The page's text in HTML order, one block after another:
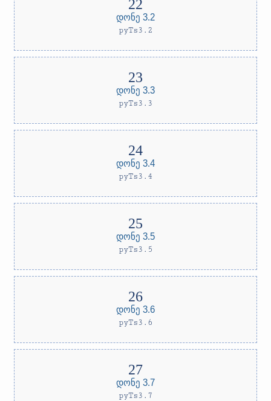
დონე 3.2
pyTs3.2
დონე 3.3
pyTs3.3
დონე 3.4
pyTs3.4
დონე 3.5
pyTs3.5
დონე 3.6
pyTs3.6
დონე 3.7
pyTs3.7